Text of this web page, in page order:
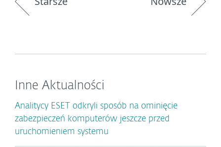
Inne Aktualności
Analitycy ESET odkryli sposób na ominięcie
zabezpieczeń komputerów jeszcze przed
uruchomieniem systemu